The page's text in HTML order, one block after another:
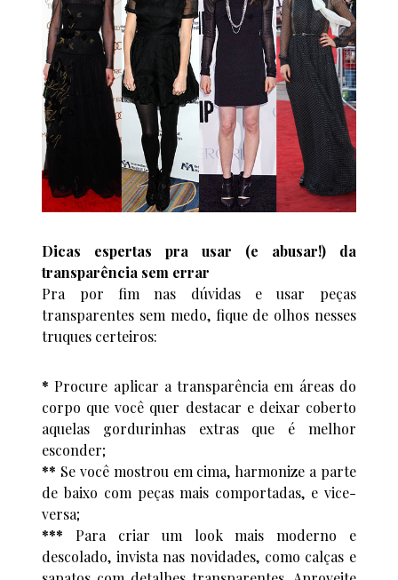
Dicas espertas pra usar (e abusar!) da
transparência sem errar
Pra por fim nas dúvidas e usar peças
transparentes sem medo, fique de olhos nesses
truques certeiros:
* Procure aplicar a transparência em áreas do
corpo que você quer destacar e deixar coberto
aquelas gordurinhas extras que é melhor
esconder;
** Se você mostrou em cima, harmonize a parte
de baixo com peças mais comportadas, e vice-
versa;
*** Para criar um look mais moderno e
descolado, invista nas novidades, como calças e